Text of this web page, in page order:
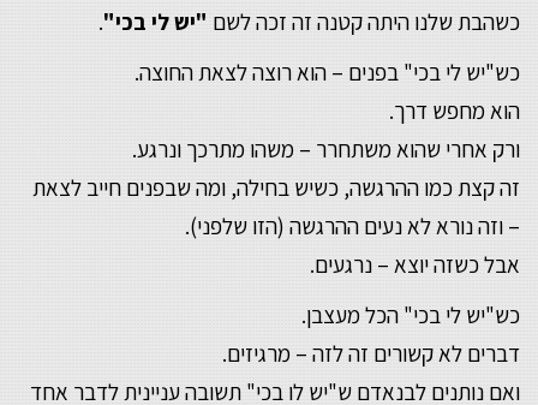
כשהבת שלנו היתה קטנה זה זכה לשם "יש לי בכי".
כש"יש לי בכי" בפנים – הוא רוצה לצאת החוצה.
הוא מחפש דרך.
ורק אחרי שהוא משתחרר – משהו מתרכך ונרגע.
זה קצת כמו ההרגשה, כשיש בחילה, ומה שבפנים חייב לצאת
– וזה נורא לא נעים ההרגשה (הזו שלפני).
אבל כשזה יוצא – נרגעים.
כש"יש לי בכי" הכל מעצבן.
דברים לא קשורים זה לזה – מרגיזים.
ואם נותנים לבנאדם ש"יש לו בכי" תשובה עניינית לדבר אחד